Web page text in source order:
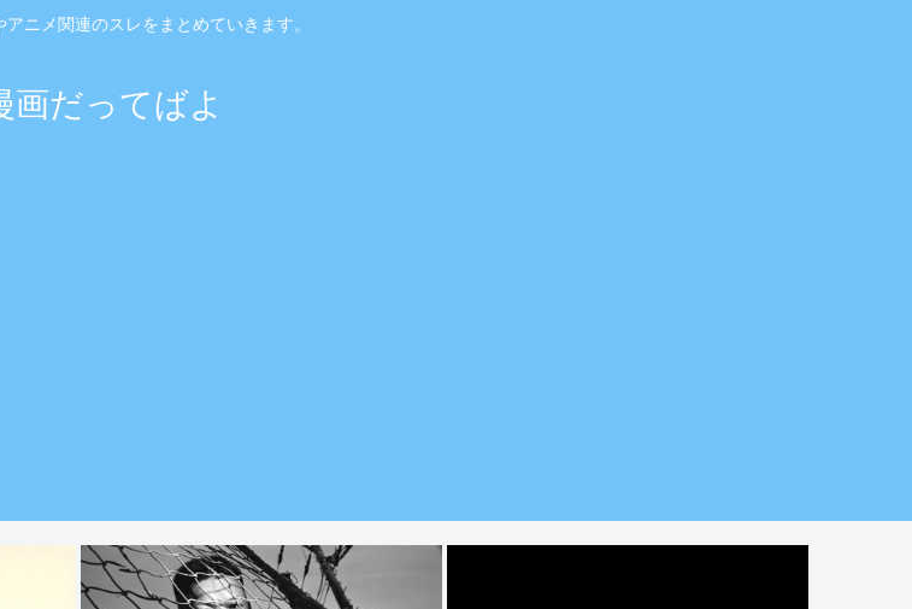
ニメ関連のスレをまとめていきます。
画だってばよ